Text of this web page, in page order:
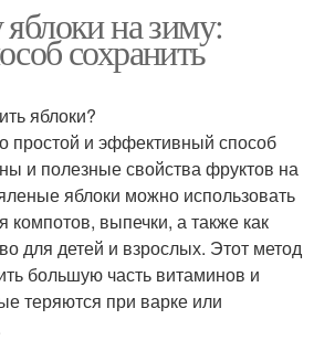
на зиму:
сохранить
яблоки?
простой и эффективный способ
и полезные свойства фруктов на
яблоки можно использовать
компотов, выпечки, а также как
для детей и взрослых. Этот метод
большую часть витаминов и
теряются при варке или